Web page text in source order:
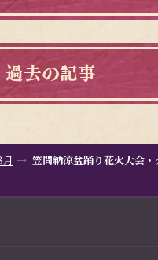
過去の記事
笠間納涼盆踊り花火大会